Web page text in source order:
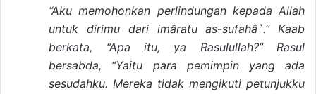
“Aku memohonkan perlindungan kepada Allah
untuk dirimu dari imâratu as-sufahâ`.” Kaab
berkata, “Apa itu, ya Rasulullah?” Rasul
bersabda, “Yaitu para pemimpin yang ada
sesudahku. Mereka tidak mengikuti petunjukku